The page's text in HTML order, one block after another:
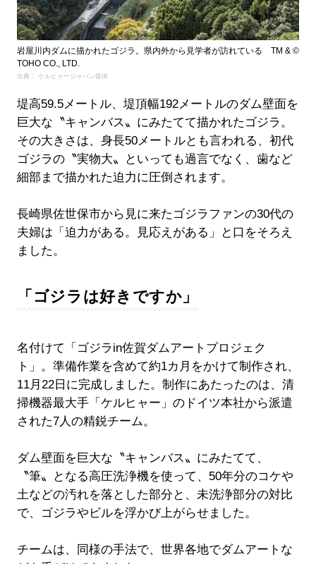
岩屋川内ダムに描かれたゴジラ。県内外から見学者が訪れている TM & ©
TOHO CO., LTD.
出典： ケルヒャージャパン提供
堤高59.5メートル、堤頂幅192メートルのダム壁面を
巨大な〝キャンバス〟にみたてて描かれたゴジラ。
その大きさは、身長50メートルとも言われる、初代
ゴジラの〝実物大〟といっても過言でなく、歯など
細部まで描かれた迫力に圧倒されます。
長崎県佐世保市から見に来たゴジラファンの30代の
夫婦は「迫力がある。見応えがある」と口をそろえ
ました。
「ゴジラは好きですか」
名付けて「ゴジラin佐賀ダムアートプロジェク
ト」。準備作業を含めて約1カ月をかけて制作され、
11月22日に完成しました。制作にあたったのは、清
掃機器最大手「ケルヒャー」のドイツ本社から派遣
された7人の精鋭チーム。
ダム壁面を巨大な〝キャンバス〟にみたてて、
〝筆〟となる高圧洗浄機を使って、50年分のコケや
土などの汚れを落とした部分と、未洗浄部分の対比
で、ゴジラやビルを浮かび上がらせました。
チームは、同様の手法で、世界各地でダムアートな